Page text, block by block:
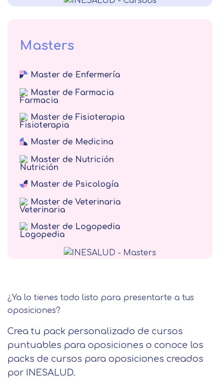
Alergología
Endocrinología
Oftalmología
Terapias complementarias
Neumología
Psiquiatría
Otorrinolaringología
Medicina del Trabajo
Medicina Legal y Forense
Terapia Alternativa
Medicina interna veterinaria
Masters
Master de Enfermería
Master de Farmacia
Master de Fisioterapia
Master de Medicina
Master de Nutrición
Master de Psicología
Master de Veterinaria
Master de Logopedia
¿Ya lo tienes todo listo para presentarte a tus
oposiciones?
Crea tu pack personalizado de cursos
puntuables para oposiciones o conoce los
packs de cursos para oposiciones creados
por INESALUD.